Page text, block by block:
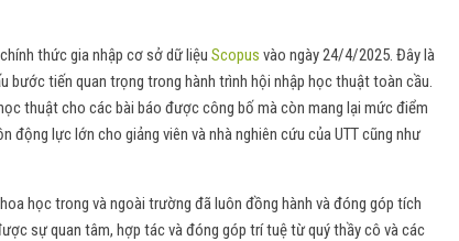
thức gia nhập cơ sở dữ liệu Scopus vào ngày 24/4/2025. Đây là
bước tiến quan trọng trong hành trình hội nhập học thuật toàn cầu.
thuật cho các bài báo được công bố mà còn mang lại mức điểm
lực lớn cho giảng viên và nhà nghiên cứu của UTT cũng như
học trong và ngoài trường đã luôn đồng hành và đóng góp tích
sự quan tâm, hợp tác và đóng góp trí tuệ từ quý thầy cô và các